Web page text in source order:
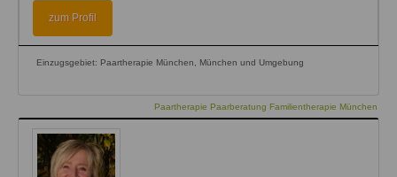
zum Profil
Einzugsgebiet: Paartherapie München, München und Umgebung
Paartherapie Paarberatung Familientherapie München